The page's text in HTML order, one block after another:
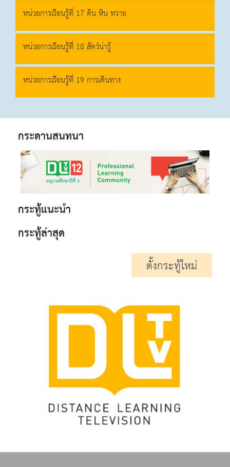
หน่วยการเรียนรู้ที่ 17 ดิน หิน ทราย
หน่วยการเรียนรู้ที่ 18 สัตว์น่ารู้
หน่วยการเรียนรู้ที่ 19 การเดินทาง
กระดานสนทนา
กระทู้แนะนำ
กระทู้ล่าสุด
ตั้งกระทู้ใหม่